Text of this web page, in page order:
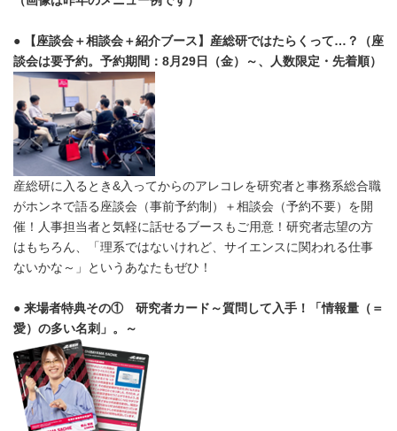
●
【座談会＋相談会＋紹介ブース】産総研ではたらくって…？（座
談会は要予約。予約期間：8月29日（金）～、人数限定・先着順）
産総研に入るとき&入ってからのアレコレを研究者と事務系総合職
がホンネで語る座談会（事前予約制）＋相談会（予約不要）を開
催！人事担当者と気軽に話せるブースもご用意！研究者志望の方
はもちろん、「理系ではないけれど、サイエンスに関われる仕事
ないかな～」というあなたもぜひ！
● 来場者特典その① 研究者カード～質問して入手！「情報量（＝
愛）の多い名刺」。～